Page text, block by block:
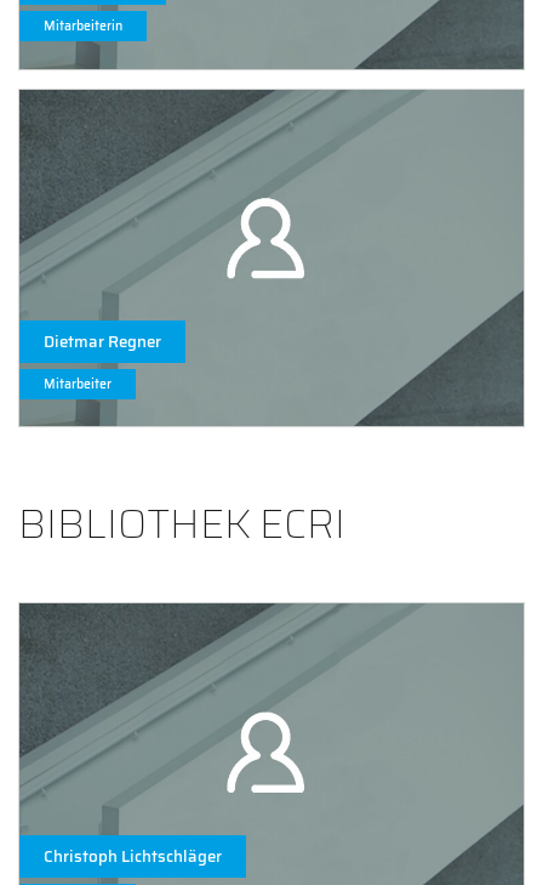
Mitarbeiterin
Dietmar Regner
Mitarbeiter
BIBLIOTHEK ECRI
Christoph Lichtschläger